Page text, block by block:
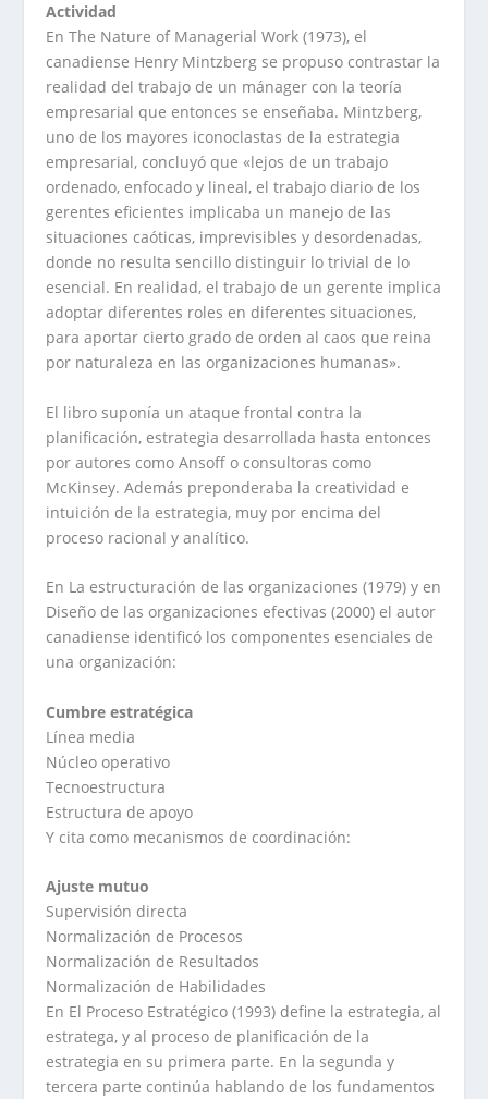
Actividad
En The Nature of Managerial Work (1973), el
canadiense Henry Mintzberg se propuso contrastar la
realidad del trabajo de un mánager con la teoría
empresarial que entonces se enseñaba. Mintzberg,
uno de los mayores iconoclastas de la estrategia
empresarial, concluyó que «lejos de un trabajo
ordenado, enfocado y lineal, el trabajo diario de los
gerentes eficientes implicaba un manejo de las
situaciones caóticas, imprevisibles y desordenadas,
donde no resulta sencillo distinguir lo trivial de lo
esencial. En realidad, el trabajo de un gerente implica
adoptar diferentes roles en diferentes situaciones,
para aportar cierto grado de orden al caos que reina
por naturaleza en las organizaciones humanas».
El libro suponía un ataque frontal contra la
planificación, estrategia desarrollada hasta entonces
por autores como Ansoff o consultoras como
McKinsey. Además preponderaba la creatividad e
intuición de la estrategia, muy por encima del
proceso racional y analítico.
En La estructuración de las organizaciones (1979) y en
Diseño de las organizaciones efectivas (2000) el autor
canadiense identificó los componentes esenciales de
una organización:
Cumbre estratégica
Línea media
Núcleo operativo
Tecnoestructura
Estructura de apoyo
Y cita como mecanismos de coordinación:
Ajuste mutuo
Supervisión directa
Normalización de Procesos
Normalización de Resultados
Normalización de Habilidades
En El Proceso Estratégico (1993) define la estrategia, al
estratega, y al proceso de planificación de la
estrategia en su primera parte. En la segunda y
tercera parte continúa hablando de los fundamentos